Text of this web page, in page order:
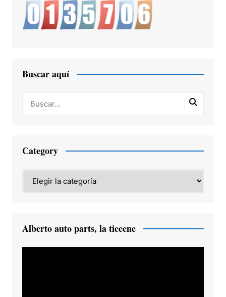
Buscar aquí
Category
Alberto auto parts, la tieeene